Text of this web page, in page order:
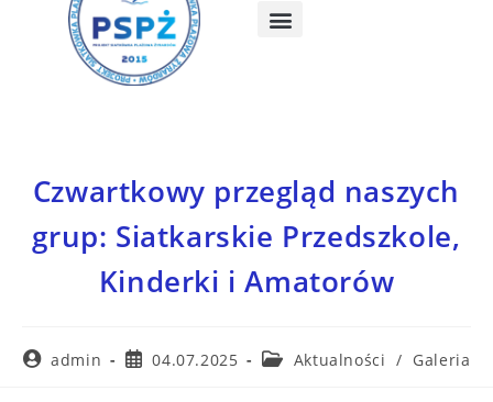
Czwartkowy przegląd naszych
grup: Siatkarskie Przedszkole,
Kinderki i Amatorów
admin 04.07.2025 Aktualności / Galeria